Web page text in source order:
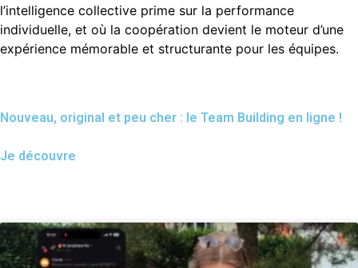
l’intelligence collective prime sur la performance
individuelle, et où la coopération devient le moteur d’une
expérience mémorable et structurante pour les équipes.
Nouveau, original et peu cher : le Team Building en ligne !
Je découvre